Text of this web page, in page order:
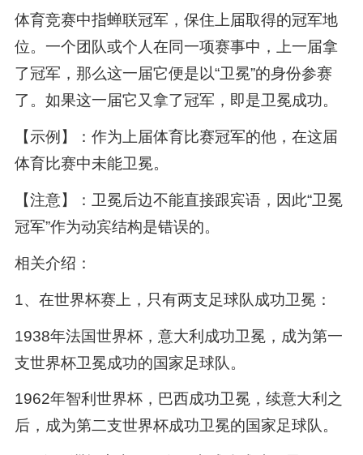
体育竞赛中指蝉联冠军，保住上届取得的冠军地
位。一个团队或个人在同一项赛事中，上一届拿
了冠军，那么这一届它便是以“卫冕”的身份参赛
了。如果这一届它又拿了冠军，即是卫冕成功。
【示例】：作为上届体育比赛冠军的他，在这届
体育比赛中未能卫冕。
【注意】：卫冕后边不能直接跟宾语，因此“卫冕
冠军”作为动宾结构是错误的。
相关介绍：
1、在世界杯赛上，只有两支足球队成功卫冕：
1938年法国世界杯，意大利成功卫冕，成为第一
支世界杯卫冕成功的国家足球队。
1962年智利世界杯，巴西成功卫冕，续意大利之
后，成为第二支世界杯成功卫冕的国家足球队。